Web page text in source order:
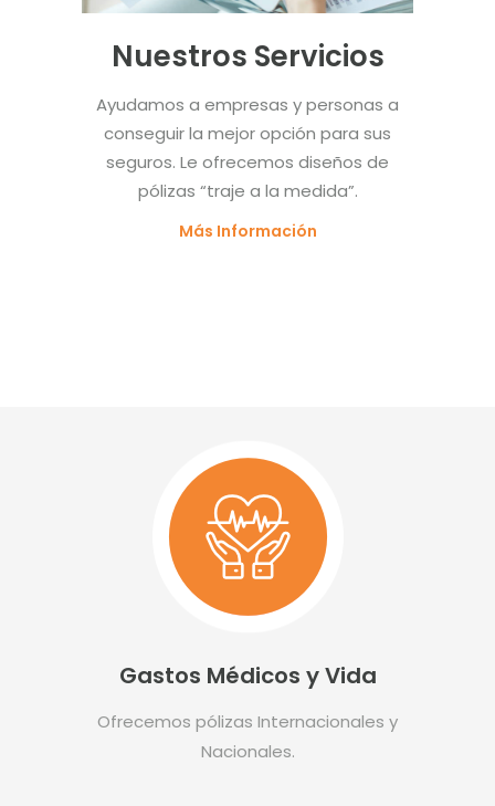
Nuestros Servicios
Ayudamos a empresas y personas a
conseguir la mejor opción para sus
seguros. Le ofrecemos diseños de
pólizas “traje a la medida”.
Más Información
Gastos Médicos y Vida
Ofrecemos pólizas Internacionales y
Nacionales.